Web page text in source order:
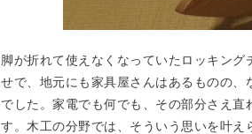
脚が折れて使えなくなっていたロッキン
せで、地元にも家具屋さんはあるものの
でした。家電でも何でも、その部分さえ
す。木工の分野では、そういう思いを叶え